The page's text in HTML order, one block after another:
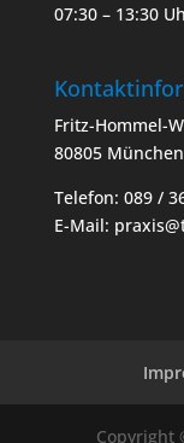
07:30 – 13:30
Fritz-Hommel-
80805 München
Telefon: 089 /
E-Mail:
Copyright